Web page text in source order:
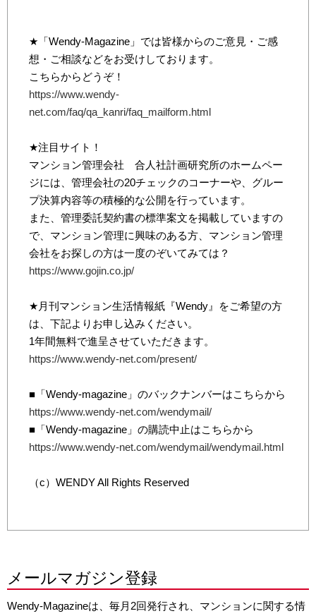
★「Wendy-Magazine」では皆様からのご意見・ご感
想・ご相談などをお受けしております。
こちらからどうぞ！
https://www.wendy-
net.com/faq/qa_kanri/faq_mailform.html
★注目サイト！
マンション管理会社 合人社計画研究所のホームペー
ジには、管理会社の20チェックのコーナーや、グルー
プ決算内容等の積極的な公開を行っています。
また、管理委託契約書の標準案文を掲載していますの
で、マンション管理に興味のある方、マンション管理
会社をお探しの方は一度のぞいてみては？
https://www.gojin.co.jp/
★月刊マンション生活情報紙『Wendy』をご希望の方
は、下記よりお申し込みください。
1年間無料で進呈させていただきます。
https://www.wendy-net.com/present/
■「Wendy-magazine」のバックナンバーはこちらから
https://www.wendy-net.com/wendymail/
■「Wendy-magazine」の購読中止はこちらから
https://www.wendy-net.com/wendymail/wendymail.html
（c）WENDY All Rights Reserved
メールマガジン登録
Wendy-Magazineは、毎月2回発行され、マンションに関する情